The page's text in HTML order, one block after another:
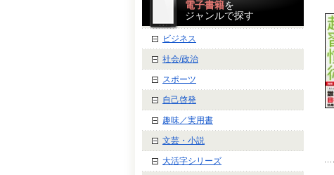
電子書籍を
ジャンルで探す
ビジネス
社会/政治
スポーツ
自己啓発
趣味／実用書
文芸・小説
大活字シリーズ